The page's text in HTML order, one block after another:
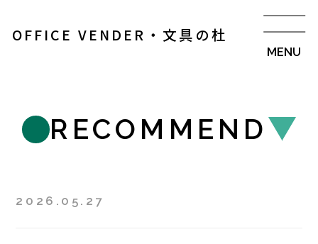
OFFICE VENDER・文具の杜
RECOMMEND
2026.05.27